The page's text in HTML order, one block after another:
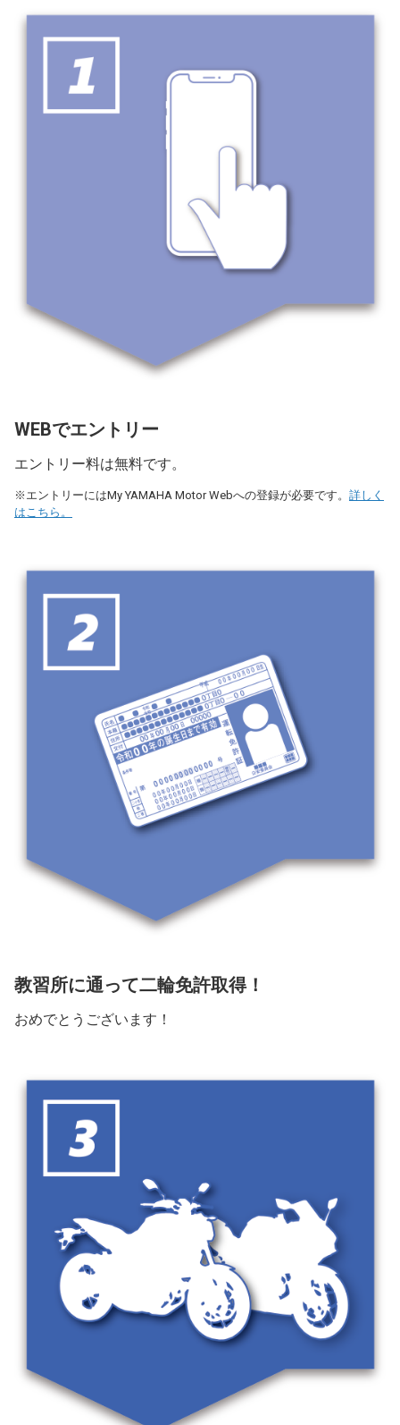
WEBでエントリー
エントリー料は無料です。
※エントリーにはMy YAMAHA Motor Webへの登録が必要です。 詳しく
はこちら。
教習所に通って二輪免許取得！
おめでとうございます！